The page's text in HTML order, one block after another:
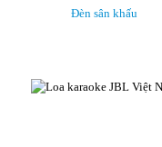
Đèn sân khấu